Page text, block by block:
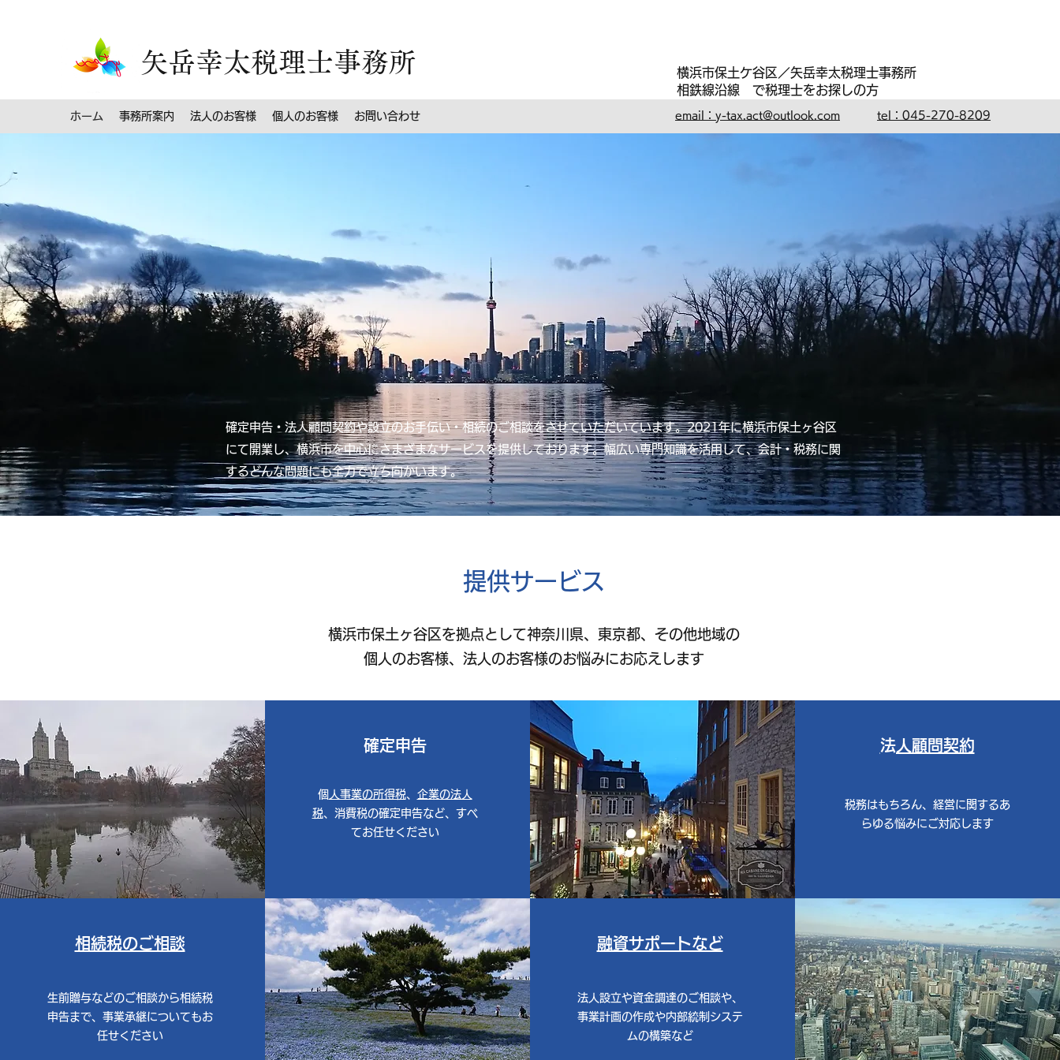
矢岳幸太税理士事務所
ホーム 事務所案内 法人のお客様 個人のお客様 お問い合わせ
​横浜市保土ケ谷区／矢岳幸太税理士事務所
相鉄線沿線 で税理士をお探しの方
email：y-tax.act@outlook.com tel：045-270-8209
確定申告・法人顧問契約や設立のお手伝い・相続のご相談をさせていただいています。2021年に横浜市保土ヶ谷区
にて開業し、横浜市を中心にさまざまなサービスを提供しております。幅広い専門知識を活用して、会計・税務に関
するどんな問題にも全力で立ち向かいます。
​提供サービス
横浜市保土ヶ谷区を拠点として神奈川県、東京都、その他地域の
個人のお客様、法人のお客様のお悩みにお応えします
確定申告
​ 個人事業の所得税、 企業の法人
税、消費税の確定申告など、すべ
てお任せください
​法人顧問契約
​税務はもちろん、経営に関するあ
らゆる悩みにご対応します
相続税のご相談
生前贈与などのご相談から相続税
申告まで、事業承継についてもお
任せください
融資サポートなど
​法人設立や資金調達のご相談や、
事業計画の作成や内部統制システ
ムの構築など